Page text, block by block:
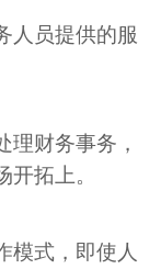
人员提供的服
理财务事务，
拓上。
模式，即使人